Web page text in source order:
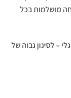
מושלמות בכל
– לסינון גבוה של